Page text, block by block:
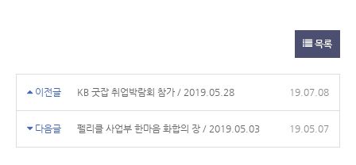
목록
이전글 KB 굿잡 취업박람회 참가 / 2019.05.28 19.07.08
다음글 펠리클 사업부 한마음 화합의 장 / 2019.05.03 19.05.07